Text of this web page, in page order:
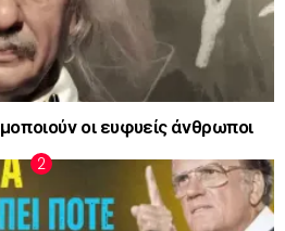
οι ευφυείς άνθρωποι